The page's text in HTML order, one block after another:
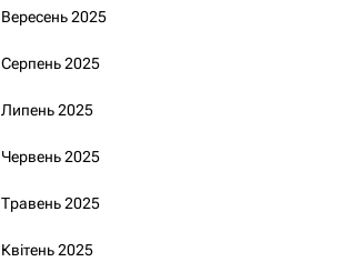
Вересень 2025
Серпень 2025
Липень 2025
Червень 2025
Травень 2025
Квітень 2025